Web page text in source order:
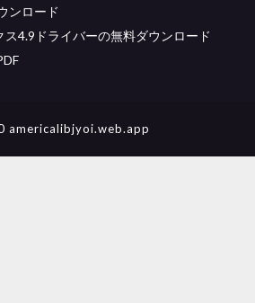
ンロード
4.9ドライバーの無料ダウンロード
americalibjyoi.web.app